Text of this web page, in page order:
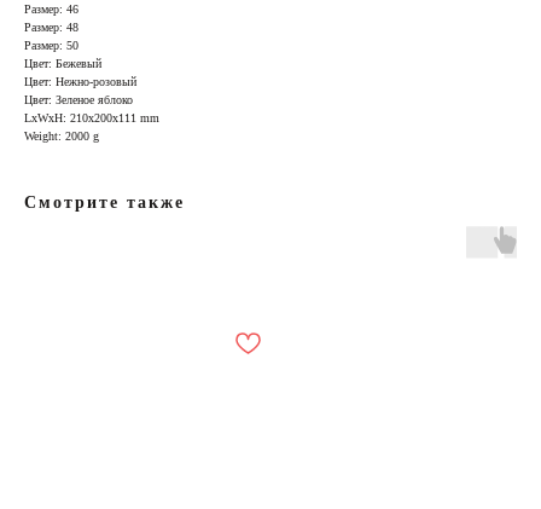
Размер: 46
Размер: 48
Размер: 50
Цвет: Бежевый
Цвет: Нежно-розовый
Цвет: Зеленое яблоко
LxWxH: 210x200x111 mm
Weight: 2000 g
Смотрите также